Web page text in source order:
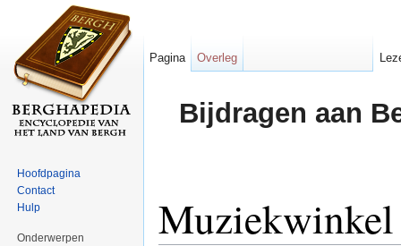
Bijdragen aan
Muziekwinkel
Pagina Overleg
Hoofdpagina
Contact
Hulp
Onderwerpen